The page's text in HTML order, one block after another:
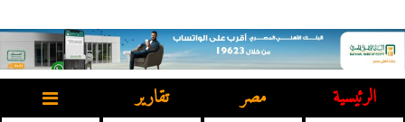
الرئيسية مصر تقارير